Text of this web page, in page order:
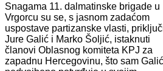
Snagama 11. dalmatinske brigade u
Vrgorcu su se, s jasnom zadaćom
uspostave partizanske vlasti,
Jure Galić i Marko Šoljić, istaknuti
članovi Oblasnog komiteta KPJ za
zapadnu Hercegovinu, što sam Galić